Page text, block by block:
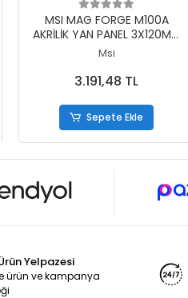
Sepete Ekle
MSI MAG FORGE M100A
AKRİLİK YAN PANEL 3X120MM
1X120MM ARGB FAN PSU YOK
Msi
3.191,48 TL
Sepete Ekle
Yelpazesi
ürün ve kampanya